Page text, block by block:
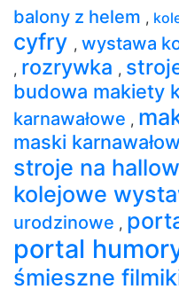
balony z helem ,
cyfry , wystawa
, rozrywka ,
budowa makiety
karnawałowe ,
maski
stroje na
kolejowe
urodzinowe ,
portal
śmieszne